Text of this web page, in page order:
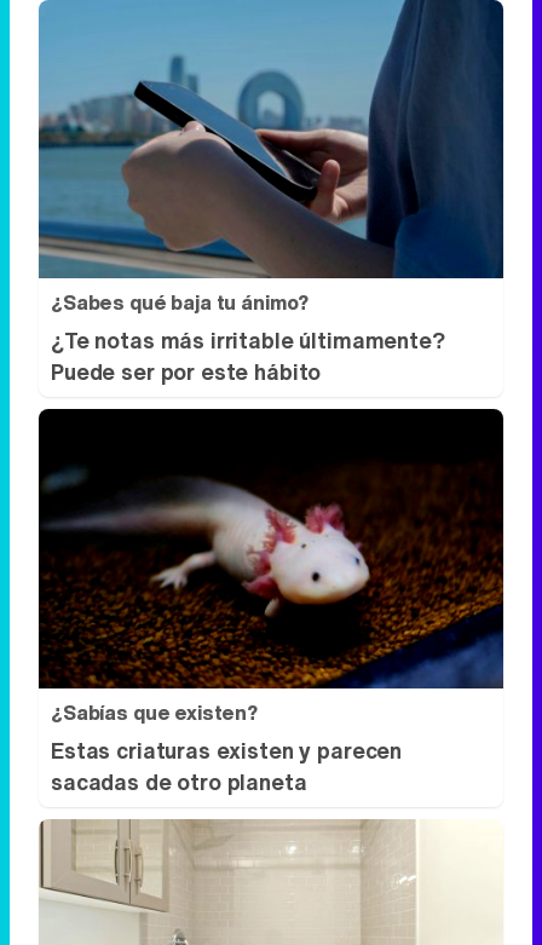
¿Sabes qué baja tu ánimo?
¿Te notas más irritable últimamente?
Puede ser por este hábito
¿Sabías que existen?
Estas criaturas existen y parecen
sacadas de otro planeta